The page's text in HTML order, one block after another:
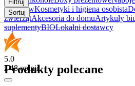
rodzicówKosmetyki i higiena osobista
zwierzątAkcesoria do domuArtykuły
suplementyBIOLokalni dostawcy
Produkty polecane
Filtruj
Sortuj
5.0
z 48 opinii